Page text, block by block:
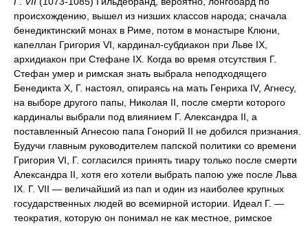
происхождению, вышел из низших классов народа; сначала
бенедиктинский монах в Риме, потом в монастыре Клюни,
капеллан Григория VI, кардинал-субдиакон при Льве IX,
архидиакон при Стефане IX. Когда во время отсутствия Г.
Стефан умер и римская знать выбрала неподходящего
Бенедикта X, Г. настоял, опираясь на мать Генриха IV, Агнесу,
на выборе другого папы, Николая II, после смерти которого
кардиналы выбрали под влиянием Г. Александра II, а
поставленный Агнесою папа Гонорий II не добился признания.
Будучи главным руководителем папской политики со времени
Григория VI, Г. согласился принять тиару только после смерти
Александра II, хотя его хотели выбрать папою уже после Льва
IX. Г. VII — величайший из пап и один из наиболее крупных
государственных людей во всемирной истории. Идеал Г. —
теократия, которую он понимал не как местное, римское